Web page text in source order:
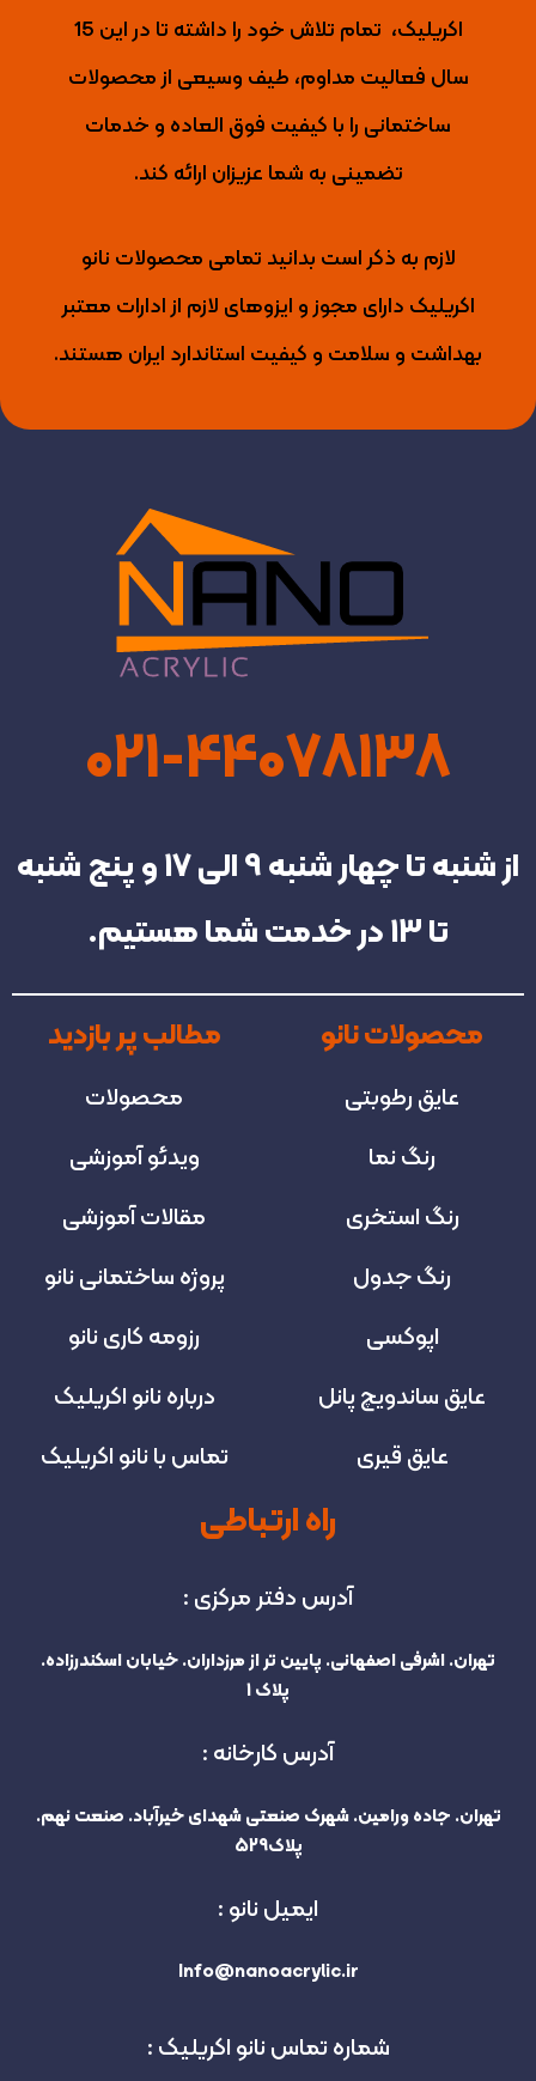
اکریلیک، تمام تلاش خود را داشته تا
در این 15
سال فعالیت مداوم، طیف وسیعی از محصولات
ساختمانی را با کیفیت فوق العاده و خدمات
تضمینی به شما عزیزان ارائه کند.
لازم به ذکر است بدانید تمامی محصولات نانو
اکریلیک دارای مجوز و ایزوهای لازم از ادارات معتبر
بهداشت و سلامت و کیفیت استاندارد ایران هستند.
021-44078138
از شنبه تا چهار شنبه‌ 9 الی 17 و پنج شنبه
تا 13 در خدمت شما هستیم.
محصولات نانو
عایق رطوبتی
رنگ نما
رنگ استخری
رنگ جدول
اپوکسی
عایق ساندویچ پانل
عایق قیری
مطالب پر بازدید
محصولات
ویدئو آموزشی
مقالات آموزشی
پروژه‌ ساختمانی نانو
رزومه کاری نانو
درباره نانو اکریلیک
تماس با نانو اکریلیک
راه ارتباطی
آدرس دفتر مرکزی :
تهران. اشرفی اصفهانی. پایین تر از مرزداران. خیابان اسکندرزاده.
پلاک 1
آدرس کارخانه :
تهران. جاده ورامین. شهرک صنعتی شهدای خیرآباد. صنعت نهم.
پلاک529
ایمیل نانو :
Info@nanoacrylic.ir
شماره تماس نانو اکریلیک :